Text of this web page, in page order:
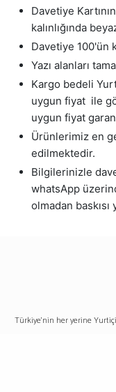
Davetiye
kalınlığında
Davetiye 100'ün
Yazı alanları
Kargo bedeli
uygun fiyat ile
uygun fiyat
Ürünlerimiz en
edilmektedir.
Bilgilerinizle
whatsApp
olmadan baskısı
Türkiye'nin her yerine